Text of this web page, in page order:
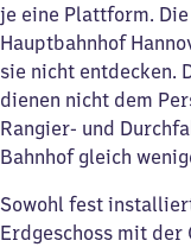
je eine Plattform.
Hauptbahnhof
sie nicht entdecken.
dienen nicht dem
Rangier- und
Bahnhof gleich
Sowohl fest
Erdgeschoss mit der